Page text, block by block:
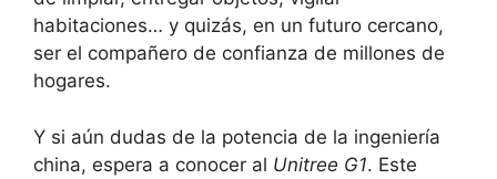
habitaciones… y quizás, en un futuro cercano,
ser el compañero de confianza de millones de
hogares.
Y si aún dudas de la potencia de la ingeniería
china, espera a conocer al Unitree G1. Este